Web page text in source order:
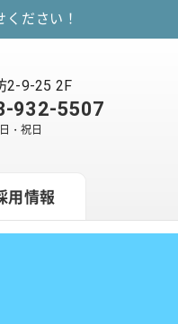
ださい！
2-9-25 2F
932-5507
・祝日
用情報